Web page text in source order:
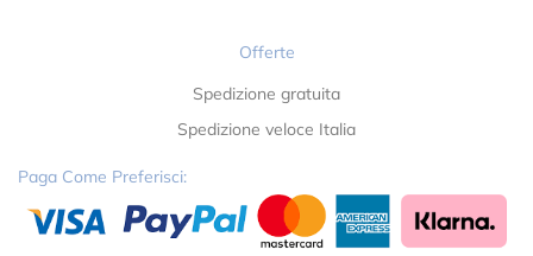
Offerte
Spedizione gratuita
Spedizione veloce Italia
Paga Come Preferisci: